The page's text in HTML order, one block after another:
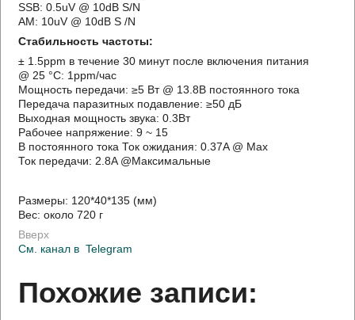
SSB: 0.5uV @ 10dB S/N
AM: 10uV @ 10dB S /N
Стабильность частоты:
± 1.5ppm в течение 30 минут после включения питания
@ 25 °C: 1ppm/час
Мощность передачи: ≥5 Вт @ 13.8В постоянного тока
Передача паразитных подавление: ≥50 дБ
Выходная мощность звука: 0.3Вт
Рабочее напряжение: 9 ~ 15
В постоянного тока Ток ожидания: 0.37A @ Max
Ток передачи: 2.8A @Максимальные
Размеры: 120*40*135 (мм)
Вес: около 720 г
Вверх
См. канал в Telegram
Похожие записи: